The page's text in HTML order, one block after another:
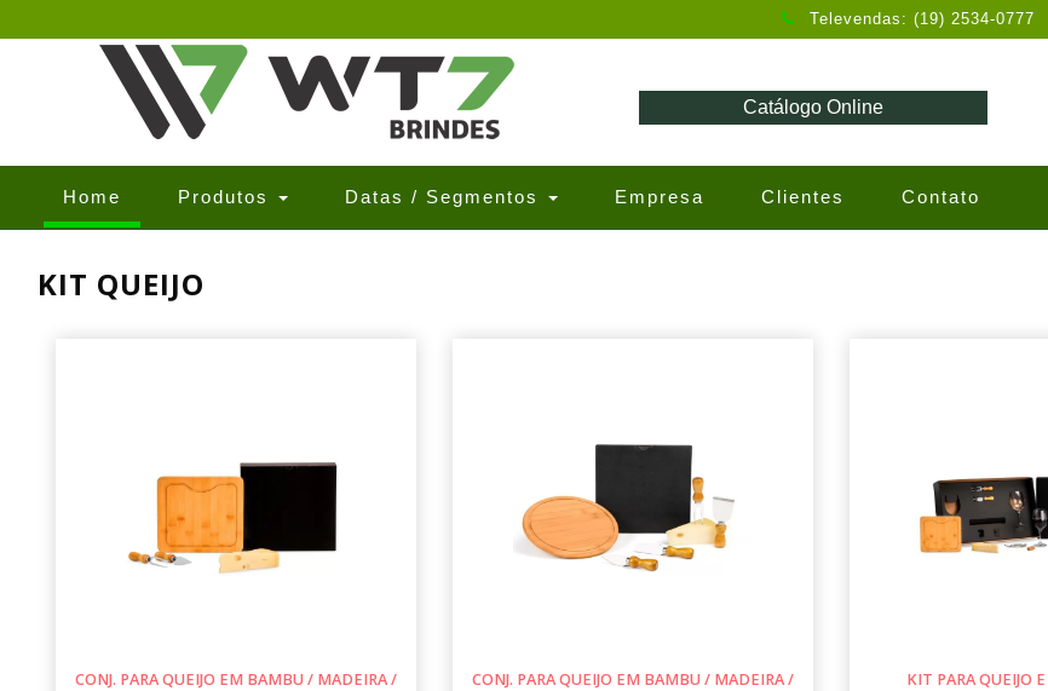
Televendas: (19) 2534-0777
Catálogo Online
Home (current)Produtos Datas / Segmentos Empresa Clientes Contato
KIT QUEIJO
CONJ. PARA QUEIJO EM BAMBU / MADEIRA /
CONJ. PARA QUEIJO EM BAMBU / MADEIRA /
KIT PARA QUEIJO